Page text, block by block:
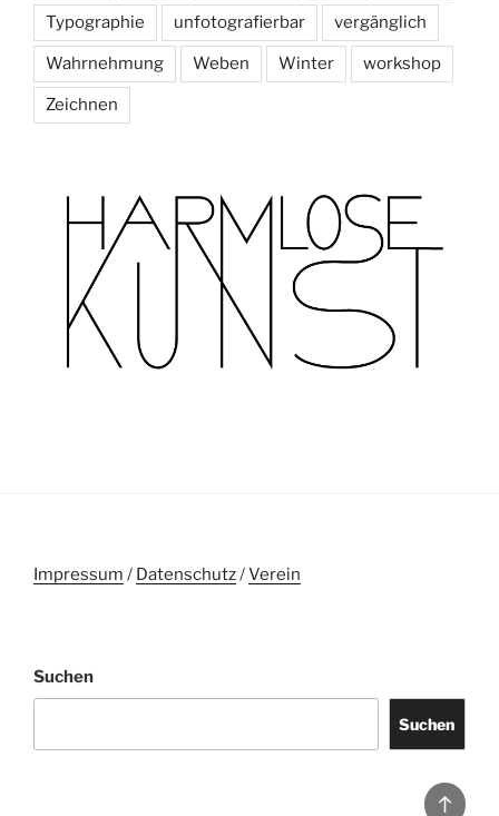
Back
Typographie unfotografierbar vergänglich
Wahrnehmung Weben Winter workshop
Zeichnen
Impressum / Datenschutz/Verein
Suchen
Suchen